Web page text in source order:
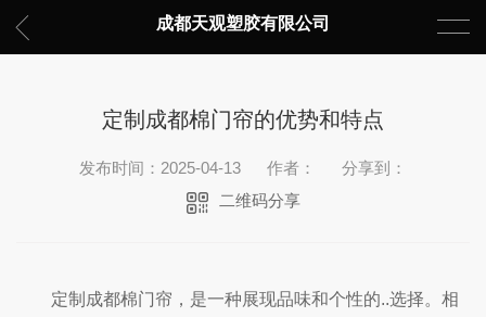
成都天观塑胶有限公司
定制成都棉门帘的优势和特点
发布时间：2025-04-13 作者：
分享到：
二维码分享
定制成都棉门帘，是一种展现品味和个性的..选择。相